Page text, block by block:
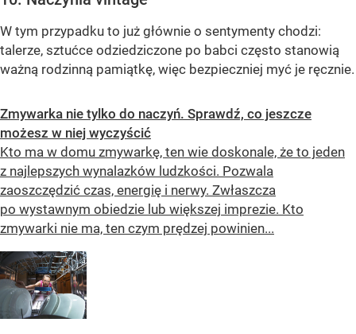
W tym przypadku to już głównie o sentymenty chodzi:
talerze, sztućce odziedziczone po babci często stanowią
ważną rodzinną pamiątkę, więc bezpieczniej myć je ręcznie.
Zmywarka nie tylko do naczyń. Sprawdź, co jeszcze
możesz w niej wyczyścić
Kto ma w domu zmywarkę, ten wie doskonale, że to jeden
z najlepszych wynalazków ludzkości. Pozwala
zaoszczędzić czas, energię i nerwy. Zwłaszcza
po wystawnym obiedzie lub większej imprezie. Kto
zmywarki nie ma, ten czym prędzej powinien...